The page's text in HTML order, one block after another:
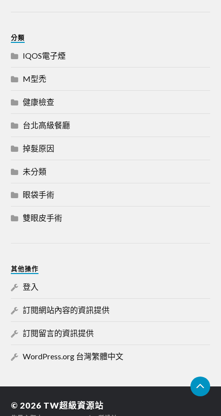
分類
IQOS電子煙
M型禿
健康檢查
台北高級餐廳
掉髮原因
未分類
眼袋手術
雙眼皮手術
其他操作
登入
訂閱網站內容的資訊提供
訂閱留言的資訊提供
WordPress.org 台灣繁體中文
© 2026 TW超級資源站